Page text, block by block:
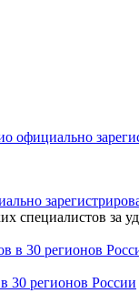
специалистов за
30 регионов России